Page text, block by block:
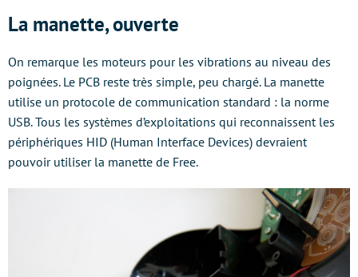
La manette, ouverte
On remarque les moteurs pour les vibrations au niveau des
poignées. Le PCB reste très simple, peu chargé. La manette
utilise un protocole de communication standard : la norme
USB. Tous les systèmes d’exploitations qui reconnaissent les
périphériques HID (Human Interface Devices) devraient
pouvoir utiliser la manette de Free.